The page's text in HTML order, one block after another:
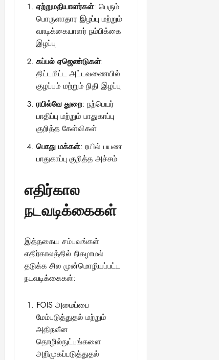
ஏற்றுமதியாளர்கள்: பெரும்
பொருளாதார இழப்பு மற்றும்
வாடிக்கையாளர் நம்பிக்கை
இழப்பு
கப்பல் ஏஜெண்டுகள்:
திட்டமிட்ட அட்டவணையில்
குழப்பம் மற்றும் நிதி இழப்பு
ரயில்வே துறை: நற்பெயர்
பாதிப்பு மற்றும் பாதுகாப்பு
குறித்த கேள்விகள்
பொது மக்கள்: ரயில் பயண
பாதுகாப்பு குறித்த அச்சம்
எதிர்கால
நடவடிக்கைகள்
இத்தகைய சம்பவங்கள்
எதிர்காலத்தில் நிகழாமல்
தடுக்க சில முன்மொழியப்பட்ட
நடவடிக்கைகள்:
FOIS அமைப்பை
மேம்படுத்துதல் மற்றும்
அதிநவீன
தொழில்நுட்பங்களை
அறிமுகப்படுத்துதல்